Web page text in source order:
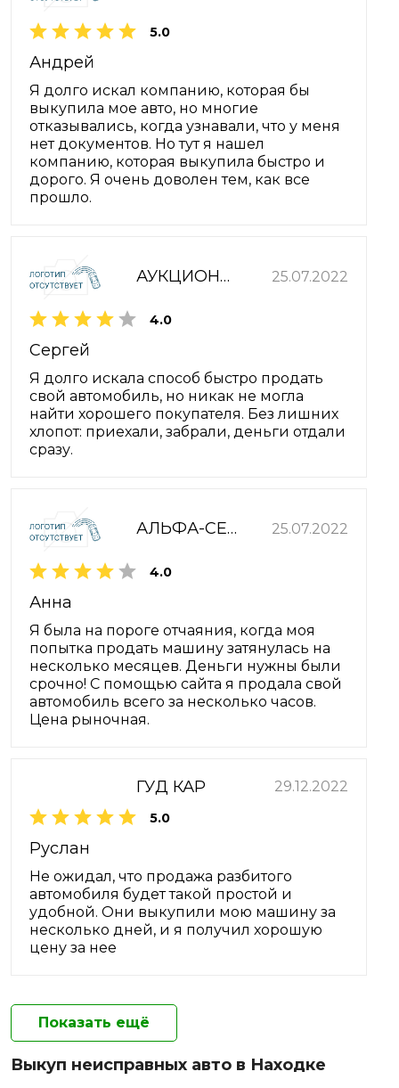
5.0
Андрей
Я долго искал компанию, которая бы
выкупила мое авто, но многие
отказывались, когда узнавали, что у меня
нет документов. Но тут я нашел
компанию, которая выкупила быстро и
дорого. Я очень доволен тем, как все
прошло.
АУКЦИОННЫЙ ДОМ ЗОЛОТОЕ КРЫЛО 25.07.2022
4.0
Сергей
Я долго искала способ быстро продать
свой автомобиль, но никак не могла
найти хорошего покупателя. Без лишних
хлопот: приехали, забрали, деньги отдали
сразу.
АЛЬФА-СЕРВИС 25.07.2022
4.0
Анна
Я была на пороге отчаяния, когда моя
попытка продать машину затянулась на
несколько месяцев. Деньги нужны были
срочно! С помощью сайта я продала свой
автомобиль всего за несколько часов.
Цена рыночная.
ГУД КАР 29.12.2022
5.0
Руслан
Не ожидал, что продажа разбитого
автомобиля будет такой простой и
удобной. Они выкупили мою машину за
несколько дней, и я получил хорошую
цену за нее
Показать ещё
Выкуп неисправных авто в Находке